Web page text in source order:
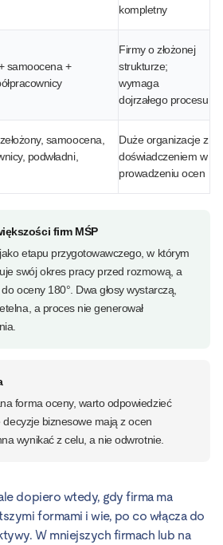
kompletny
samoocena +
Firmy o złożonej
strukturze;
wymaga
dojrzałego procesu
samoocena,
podwładni,
Duże organizacje z
doświadczeniem w
prowadzeniu ocen
firm MŚP
etapu przygotowawczego, w którym
swój okres pracy przed rozmową, a
oceny 180°. Dwa głosy wystarczą,
a proces nie generował
forma oceny, warto odpowiedzieć
biznesowe mają z ocen
wynikać z celu, a nie odwrotnie.
dopiero wtedy, gdy firma ma
formami i wie, po co włącza do
W mniejszych firmach lub na